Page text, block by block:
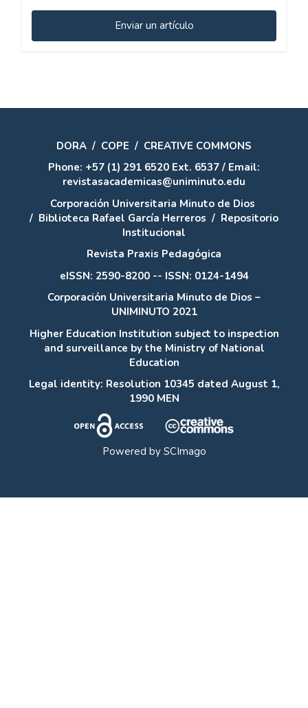
Enviar
un
Enviar un artículo
DORA / COPE / CREATIVE COMMONS
Phone: +57 (1) 291 6520 Ext. 6537 / Email:
revistasacademicas@uniminuto.edu
Corporación Universitaria Minuto de Dios
/ Biblioteca Rafael García Herreros / Repositorio
Institucional
Revista Praxis Pedagógica
eISSN: 2590-8200 -- ISSN: 0124-1494
Corporación Universitaria Minuto de Dios –
UNIMINUTO 2021
Higher Education Institution subject to inspection
and surveillance by the Ministry of National
Education
Legal identity: Resolution 10345 dated August 1,
1990 MEN
Powered by SCImago